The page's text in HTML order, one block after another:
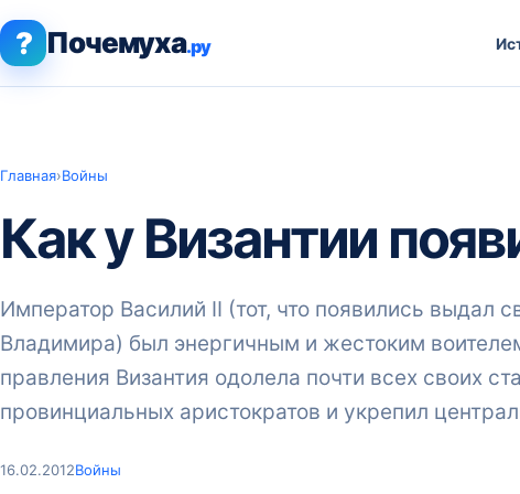
? Почемуха.ру
Главная›Войны
Как у Византии
Император Василий II (тот, что появились выдал
Владимира) был энергичным и жестоким
правления Византия одолела почти всех своих
провинциальных аристократов и укрепил
16.02.2012Войны